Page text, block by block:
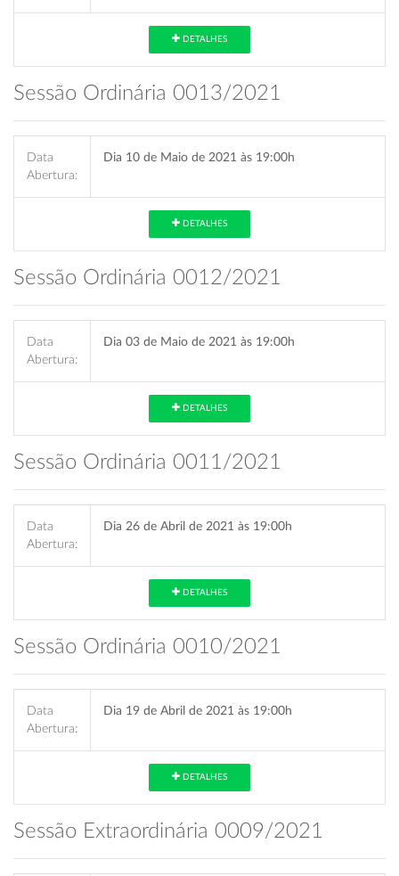
DETALHES
Sessão Ordinária 0013/2021
Data
Abertura:
Dia 10 de Maio de 2021 às 19:00h
DETALHES
Sessão Ordinária 0012/2021
Data
Abertura:
Dia 03 de Maio de 2021 às 19:00h
DETALHES
Sessão Ordinária 0011/2021
Data
Abertura:
Dia 26 de Abril de 2021 às 19:00h
DETALHES
Sessão Ordinária 0010/2021
Data
Abertura:
Dia 19 de Abril de 2021 às 19:00h
DETALHES
Sessão Extraordinária 0009/2021